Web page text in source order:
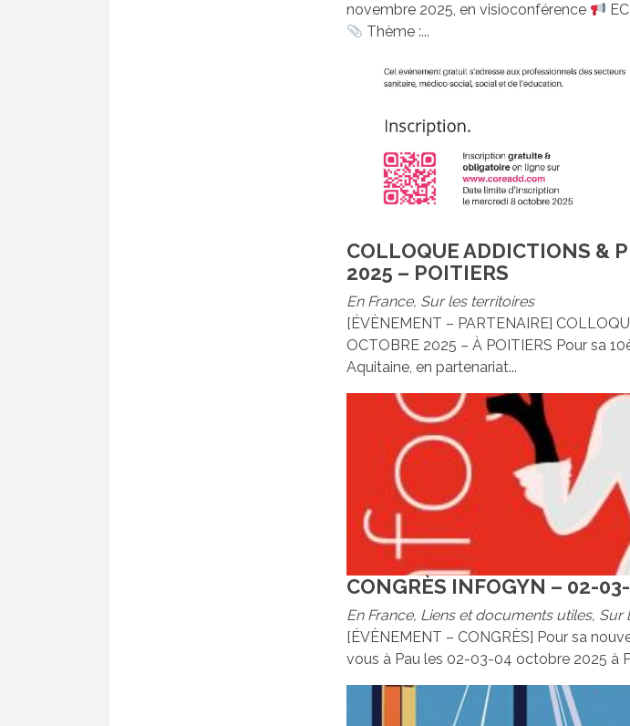
novembre 2025, en visioconférence
Thème :...
COLLOQUE ADDICTIONS &
2025 – POITIERS
En France, Sur les territoires
[ÉVÈNEMENT – PARTENAIRE]
OCTOBRE 2025 – À POITIERS Pour sa
Aquitaine, en partenariat...
CONGRÈS INFOGYN – 02-
En France, Liens et documents utiles, Sur
[ÉVÈNEMENT – CONGRÈS] Pour sa
vous à Pau les 02-03-04 octobre 2025 à